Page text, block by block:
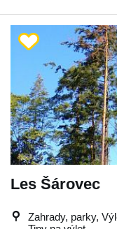
Les Šárovec
Zahrady, parky,